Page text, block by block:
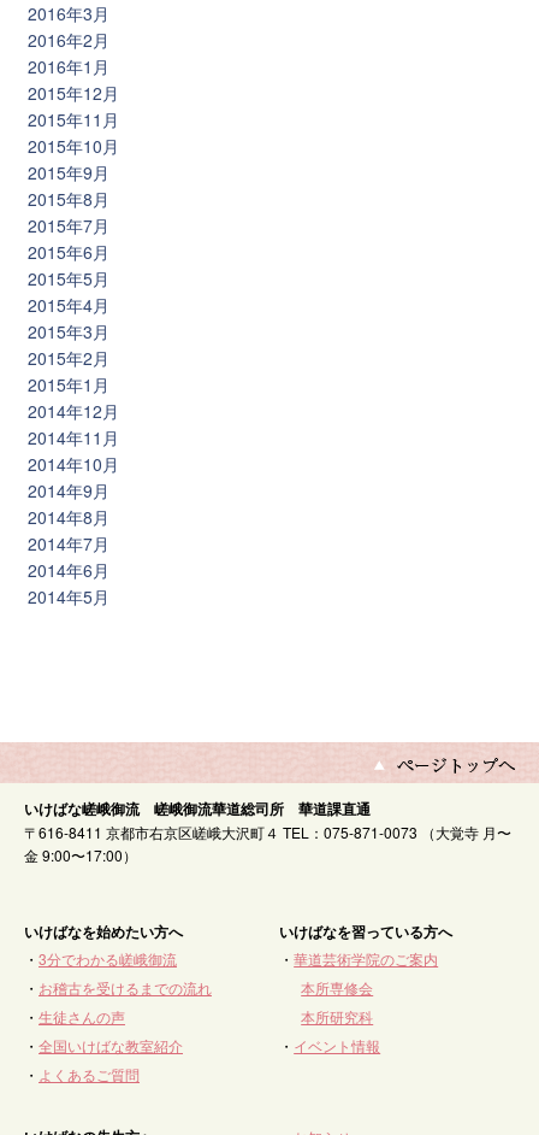
2016年3月
2016年2月
2016年1月
2015年12月
2015年11月
2015年10月
2015年9月
2015年8月
2015年7月
2015年6月
2015年5月
2015年4月
2015年3月
2015年2月
2015年1月
2014年12月
2014年11月
2014年10月
2014年9月
2014年8月
2014年7月
2014年6月
2014年5月
いけばな嵯峨御流 嵯峨御流華道総司所 華道課直通
〒616-8411 京都市右京区嵯峨大沢町４ TEL：075-871-0073 （大覚寺 月〜
金 9:00〜17:00）
いけばなを始めたい方へ
・ 3分でわかる嵯峨御流
・ お稽古を受けるまでの流れ
・ 生徒さんの声
・ 全国いけばな教室紹介
・ よくあるご質問
いけばなを習っている方へ
・華道芸術学院のご案内
本所専修会
本所研究科
・ イベント情報